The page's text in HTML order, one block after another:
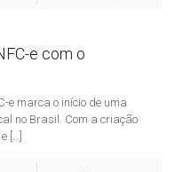
e com o
e marca o início de uma
no Brasil. Com a criação
[…]